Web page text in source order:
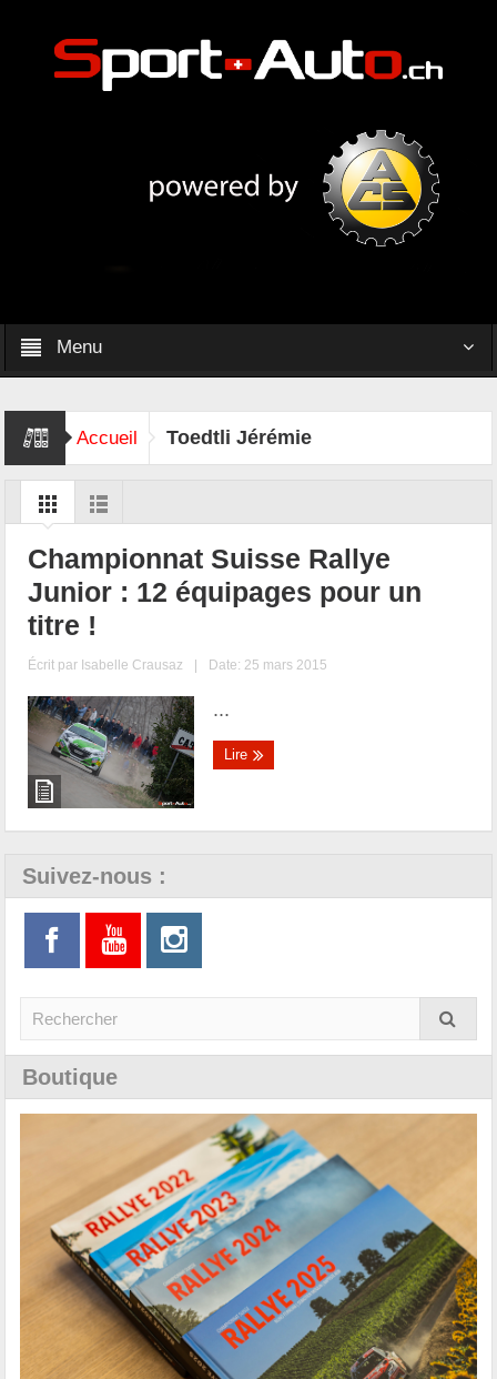
Menu
Accueil Toedtli Jérémie
Championnat Suisse Rallye
Junior : 12 équipages pour un
titre !
Écrit par Isabelle Crausaz | Date: 25 mars 2015
...
Lire
Suivez-nous :
Boutique